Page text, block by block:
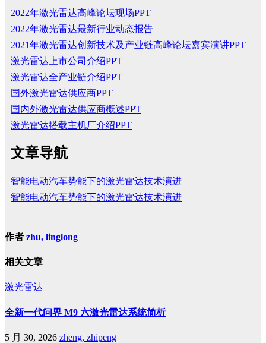
2022年激光雷达高峰论坛现场PPT
2022年激光雷达最新行业动态报告
2021年激光雷达创新技术及产业链高峰论坛嘉宾演讲PPT
激光雷达上市公司介绍PPT
激光雷达全产业链介绍PPT
国外激光雷达供应商PPT
国内外激光雷达供应商概述PPT
激光雷达搭载主机厂介绍PPT
文章导航
智能电动汽车势能下的激光雷达技术演进
智能电动汽车势能下的激光雷达技术演进
作者 zhu, linglong
相关文章
激光雷达
全新一代问界 M9 六激光雷达系统简析
5 月 30, 2026 zheng, zhipeng